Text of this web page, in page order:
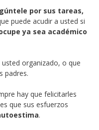
por sus tareas,
puede acudir a usted si
ya sea académico
usted organizado, o que
padres.
hay que felicitarles
que sus esfuerzos
.